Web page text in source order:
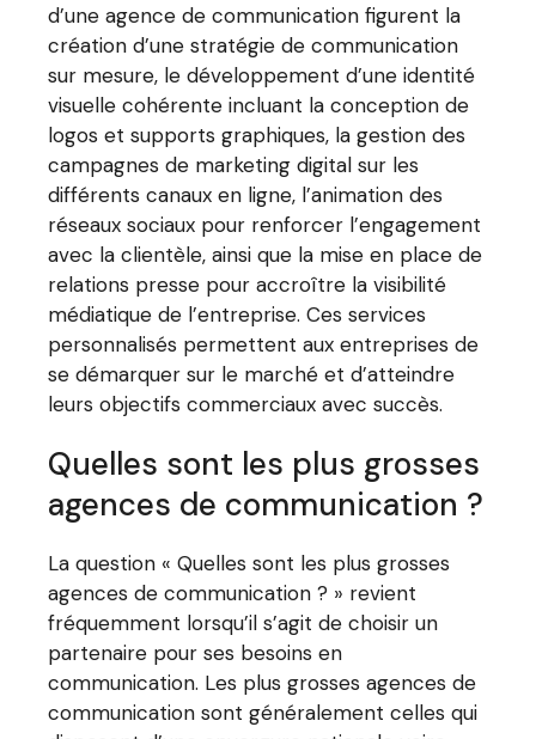
d’une agence de communication figurent la
création d’une stratégie de communication
sur mesure, le développement d’une identité
visuelle cohérente incluant la conception de
logos et supports graphiques, la gestion des
campagnes de marketing digital sur les
différents canaux en ligne, l’animation des
réseaux sociaux pour renforcer l’engagement
avec la clientèle, ainsi que la mise en place de
relations presse pour accroître la visibilité
médiatique de l’entreprise. Ces services
personnalisés permettent aux entreprises de
se démarquer sur le marché et d’atteindre
leurs objectifs commerciaux avec succès.
Quelles sont les plus grosses
agences de communication ?
La question « Quelles sont les plus grosses
agences de communication ? » revient
fréquemment lorsqu’il s’agit de choisir un
partenaire pour ses besoins en
communication. Les plus grosses agences de
communication sont généralement celles qui